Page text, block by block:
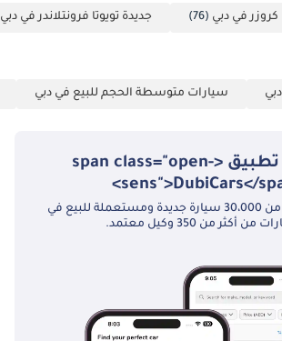
كروزر في دبي (76) جديدة تويوتا فرونتلاندر في دبي
سيارات متوسطة الحجم للبيع في دبي
تحميل تطبيق <span class="open-
sens">DubiCars</
استكشف أكثر من 30،000 سيارة جديدة ومستعملة للبيع في
من أكثر من 350 وكيل معتمد.